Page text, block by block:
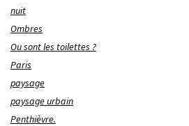
nuit
Ombres
Ou sont les toilettes ?
Paris
paysage
paysage urbain
Penthièvre.